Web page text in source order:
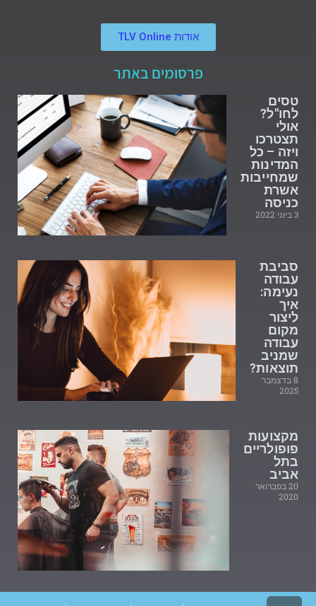
אודות TLV Online
פרסומים באתר
טסים
לחו"ל?
אולי
תצטרכו
ויזה – כל
המדינות
שמחייבות
אשרת
כניסה
3 ביוני 2022
סביבת
עבודה
נעימה:
איך
ליצור
מקום
עבודה
שמניב
תוצאות?
8 בדצמבר
2025
מקצועות
פופולריים
בתל
אביב
20 בפברואר
2020